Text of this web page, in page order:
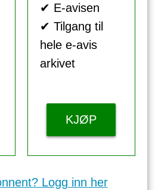
✔ E-avisen
✔ Tilgang til
hele e-avis
arkivet
KJØP
Logg inn her